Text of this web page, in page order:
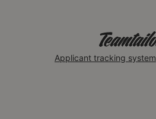
Applicant tracking system